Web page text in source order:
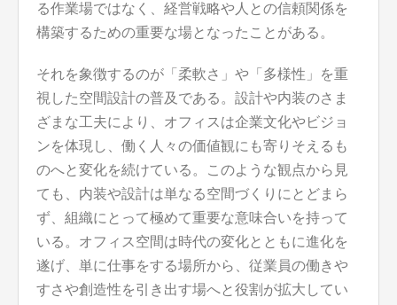
る作業場ではなく、経営戦略や人との信頼関係を
構築するための重要な場となったことがある。
それを象徴するのが「柔軟さ」や「多様性」を重
視した空間設計の普及である。設計や内装のさま
ざまな工夫により、オフィスは企業文化やビジョ
ンを体現し、働く人々の価値観にも寄りそえるも
のへと変化を続けている。このような観点から見
ても、内装や設計は単なる空間づくりにとどまら
ず、組織にとって極めて重要な意味合いを持って
いる。オフィス空間は時代の変化とともに進化を
遂げ、単に仕事をする場所から、従業員の働きや
すさや創造性を引き出す場へと役割が拡大してい